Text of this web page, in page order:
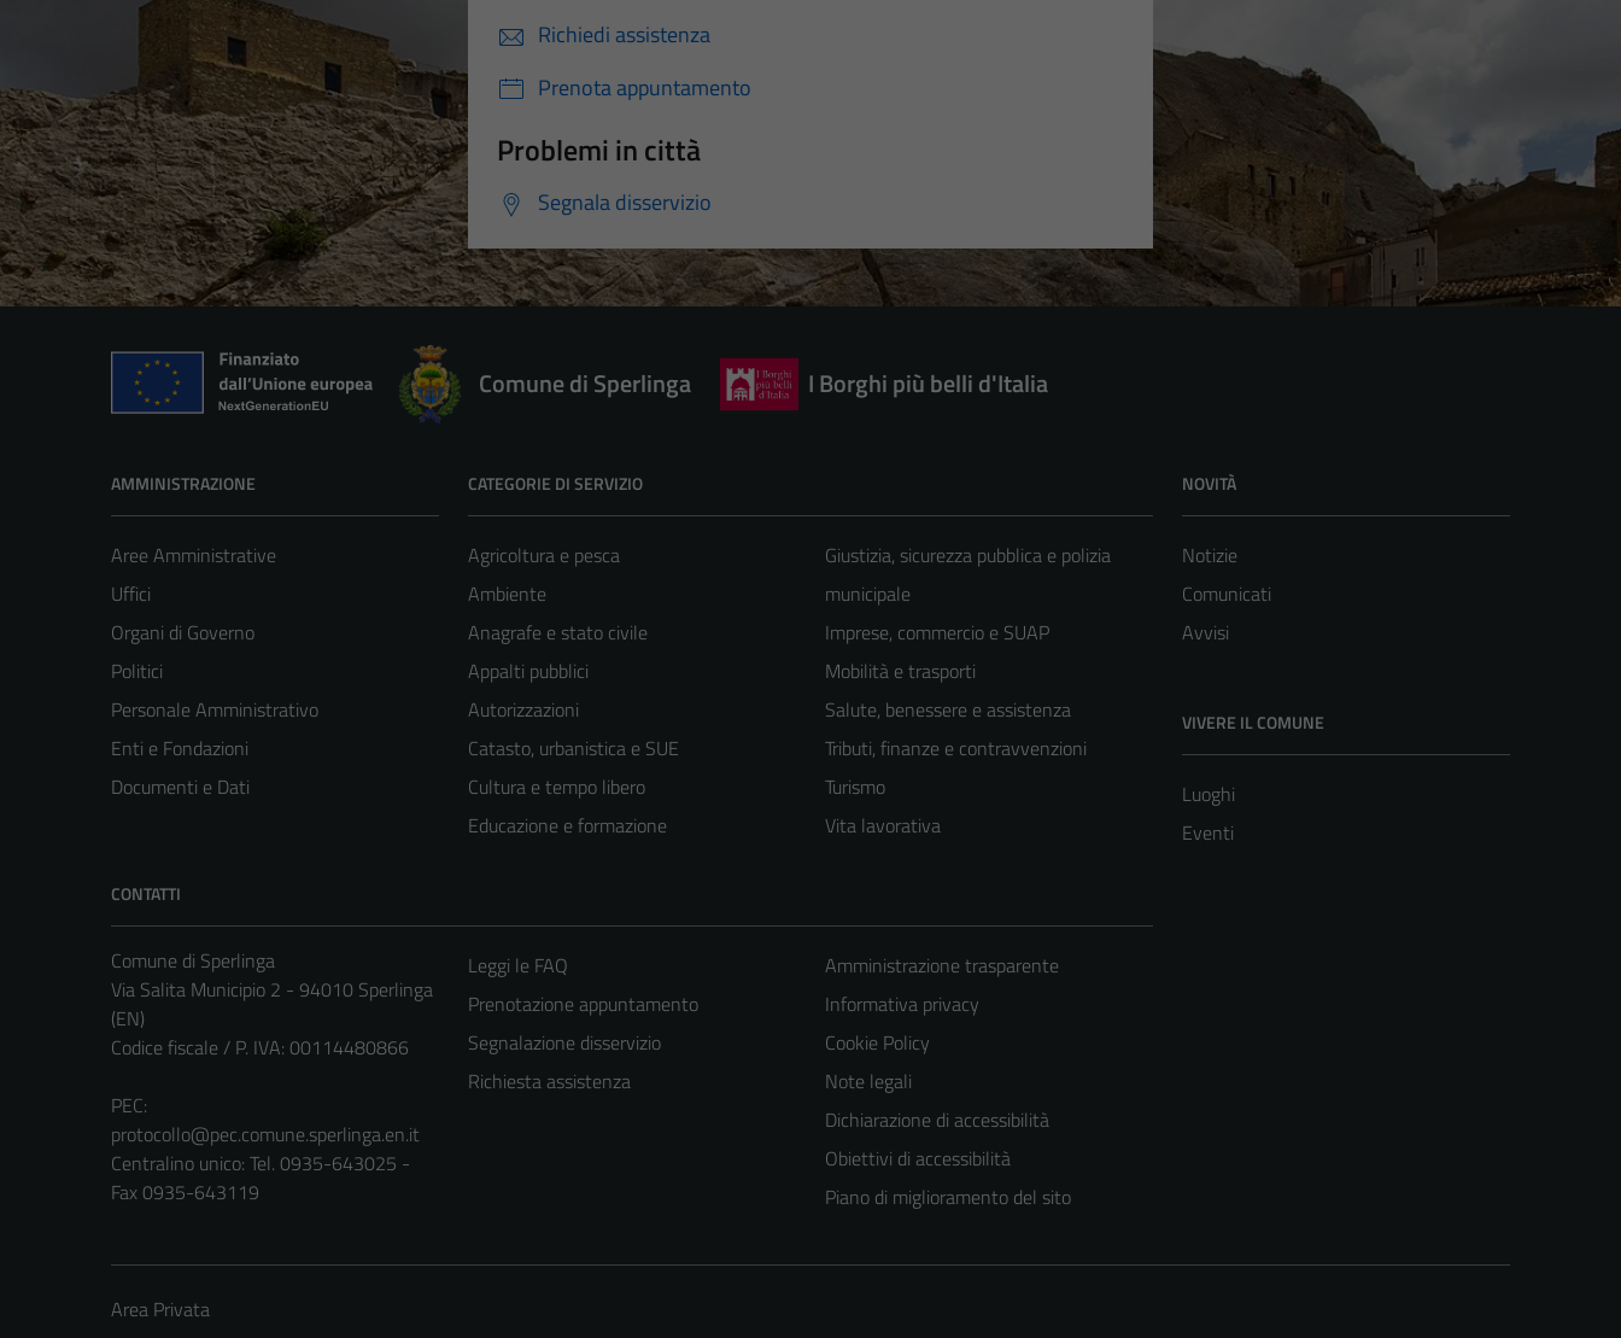
Richiedi assistenza
Prenota appuntamento
Problemi in città
Segnala disservizio
Comune di Sperlinga I Borghi più belli d'Italia
AMMINISTRAZIONE
Aree Amministrative
Uffici
Organi di Governo
Politici
Personale Amministrativo
Enti e Fondazioni
Documenti e Dati
CATEGORIE DI SERVIZIO
Agricoltura e pesca
Ambiente
Anagrafe e stato civile
Appalti pubblici
Autorizzazioni
Catasto, urbanistica e SUE
Cultura e tempo libero
Educazione e formazione
Giustizia, sicurezza pubblica e polizia
municipale
Imprese, commercio e SUAP
Mobilità e trasporti
Salute, benessere e assistenza
Tributi, finanze e contravvenzioni
Turismo
Vita lavorativa
NOVITÀ
Notizie
Comunicati
Avvisi
VIVERE IL COMUNE
Luoghi
Eventi
CONTATTI
Comune di Sperlinga
Via Salita Municipio 2 - 94010 Sperlinga
(EN)
Codice fiscale / P. IVA: 00114480866
PEC:
protocollo@pec.comune.sperlinga.en.it
Centralino unico: Tel. 0935-643025 -
Fax 0935-643119
Leggi le FAQ
Prenotazione appuntamento
Segnalazione disservizio
Richiesta assistenza
Amministrazione trasparente
Informativa privacy
Cookie Policy
Note legali
Dichiarazione di accessibilità
Obiettivi di accessibilità
Piano di miglioramento del sito
Area Privata